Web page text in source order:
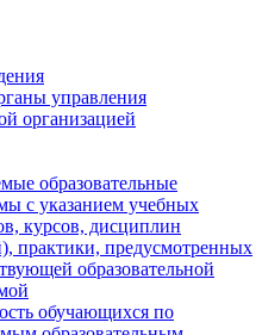
управления
организацией
образовательные
с указанием учебных
курсов, дисциплин
практики, предусмотренных
образовательной
обучающихся по